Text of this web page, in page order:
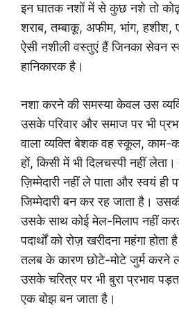
इन घातक नशों में से कुछ नशे तो
शराब, तम्बाकू, अफीम, भांग, हशीश,
ऐसी नशीली वस्तुएं हैं जिनका सेवन
हानिकारक है।
नशा करने की समस्या केवल उस
उसके परिवार और समाज पर भी
वाला व्यक्ति बेशक वह स्कूल, काम-
हों, किसी में भी दिलचस्पी नहीं
ज़िम्मेदारी नहीं ले पाता और स्वयं
जिम्मेदारी बन कर रह जाता है।
उसके साथ कोई मेल-मिलाप नहीं
पदार्थों को रोज़ खरीदना महंगा
तलब के कारण छोटे-मोटे जुर्म करने
उसके चरित्र पर भी बुरा प्रभाव
एक बोझ बन जाता है।